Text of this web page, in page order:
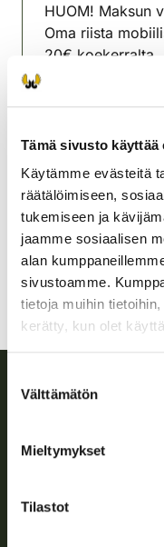
Tämä sivusto käyttää
Käytämme evästeitä
räätälöimiseen,
tukemiseen ja
jaamme sosiaalisen
alan
sivustoamme.
tietoja muihin
kerätty, kun olet
valinta
Välttämätön
Mieltymykset
Tilastot
HUOM! Maksun
Oma riista
20€ koekerralta.
Päivittäkää
Noudata
Koillis-
Pohjois-
koillis-
Suomen riistakeskus
toimeenpanosta sekä
hallintotehtävistä.